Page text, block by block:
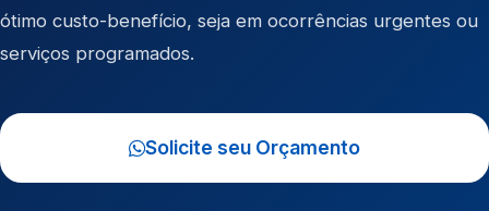
ótimo custo-benefício, seja em ocorrências urgentes ou
serviços programados.
Solicite seu Orçamento